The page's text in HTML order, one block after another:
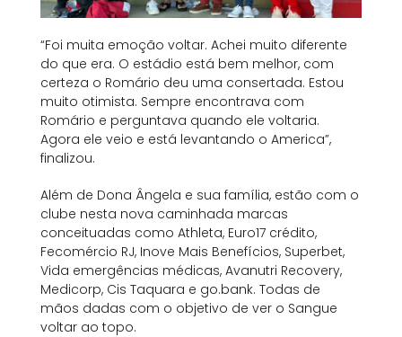
“Foi muita emoção voltar. Achei muito diferente
do que era. O estádio está bem melhor, com
certeza o Romário deu uma consertada. Estou
muito otimista. Sempre encontrava com
Romário e perguntava quando ele voltaria.
Agora ele veio e está levantando o America”,
finalizou.
Além de Dona Ângela e sua família, estão com o
clube nesta nova caminhada marcas
conceituadas como Athleta, Euro17 crédito,
Fecomércio RJ, Inove Mais Benefícios, Superbet,
Vida emergências médicas, Avanutri Recovery,
Medicorp, Cis Taquara e go.bank. Todas de
mãos dadas com o objetivo de ver o Sangue
voltar ao topo.